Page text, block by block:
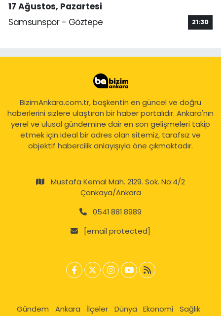
17 Ağustos, Pazartesi
Samsunspor - Göztepe
21:30
BizimAnkara.com.tr, başkentin en güncel ve doğru
haberlerini sizlere ulaştıran bir haber portalıdır. Ankara'nın
yerel ve ulusal gündemine dair en son gelişmeleri takip
etmek için ideal bir adres olan sitemiz, tarafsız ve
objektif habercilik anlayışıyla öne çıkmaktadır.
Mustafa Kemal Mah. 2129. Sok. No:4/2
Çankaya/Ankara
0541 881 8989
[email protected]
Gündem Ankara İlçeler Dünya Ekonomi
Sağlık